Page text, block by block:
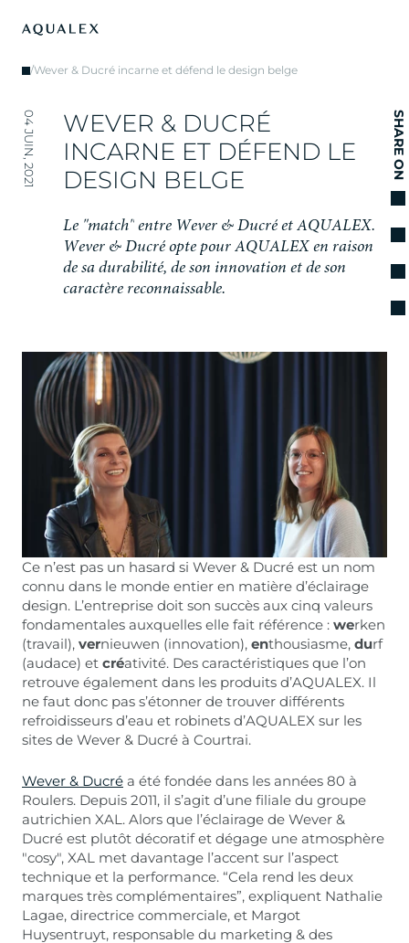
/Wever & Ducré incarne et défend le design belge
04 JUIN, 2021 WEVER & DUCRÉ
INCARNE ET DÉFEND LE
DESIGN BELGE
Le "match" entre Wever & Ducré et AQUALEX.
Wever & Ducré opte pour AQUALEX en raison
de sa durabilité, de son innovation et de son
caractère reconnaissable.
SHARE ON
Ce n’est pas un hasard si Wever & Ducré est un nom
connu dans le monde entier en matière d’éclairage
design. L’entreprise doit son succès aux cinq valeurs
fondamentales auxquelles elle fait référence : werken
(travail), vernieuwen (innovation), enthousiasme, durf
(audace) et créativité. Des caractéristiques que l’on
retrouve également dans les produits d’AQUALEX. Il
ne faut donc pas s’étonner de trouver différents
refroidisseurs d’eau et robinets d’AQUALEX sur les
sites de Wever & Ducré à Courtrai.
Wever & Ducré a été fondée dans les années 80 à
Roulers. Depuis 2011, il s’agit d’une filiale du groupe
autrichien XAL. Alors que l’éclairage de Wever &
Ducré est plutôt décoratif et dégage une atmosphère
"cosy", XAL met davantage l’accent sur l’aspect
technique et la performance. “Cela rend les deux
marques très complémentaires”, expliquent Nathalie
Lagae, directrice commerciale, et Margot
Huysentruyt, responsable du marketing & des